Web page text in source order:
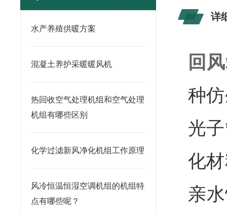
水产养殖供暖方案
混凝土养护采暖暖风机
热回收空气处理机组和空气处理
机组有哪些区别
化学过滤新风净化机组工作原理
风冷恒温恒湿空调机组的机组特
点有哪些呢？
详
回
种
光
化
亲